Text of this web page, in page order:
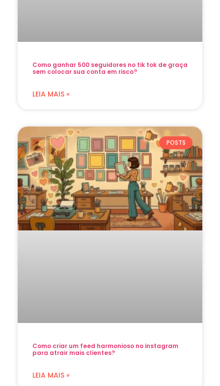
Como ganhar 500 seguidores no tik tok de graça
sem colocar sua conta em risco?
LEIA MAIS »
POSTS
Como criar um feed harmonioso no instagram
para atrair mais clientes?
LEIA MAIS »